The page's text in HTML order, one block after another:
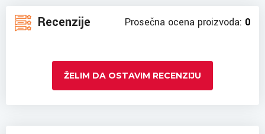
Recenzije Prosečna ocena proizvoda: 0
ŽELIM DA OSTAVIM RECENZIJU